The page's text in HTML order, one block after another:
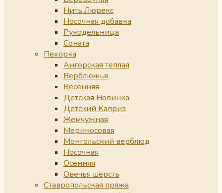
Нить Люрекс
Носочная добавка
Рукодельница
Соната
Пехорка
Ангорская теплая
Верблюжья
Весенняя
Детская Новинка
Детский Каприз
Жемчужная
Мериносовая
Монгольский верблюд
Носочная
Осенняя
Овечья шерсть
Ставропольская пряжа